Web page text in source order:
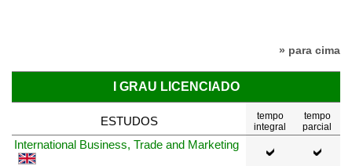
» para cima
I GRAU LICENCIADO
ESTUDOS
tempo
integral
tempo
parcial
International Business, Trade and Marketing